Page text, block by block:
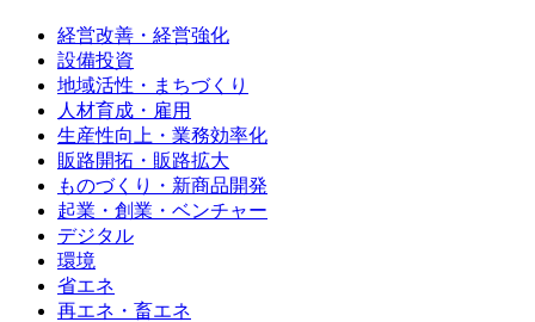
経営改善・経営強化
設備投資
地域活性・まちづくり
人材育成・雇用
生産性向上・業務効率化
販路開拓・販路拡大
ものづくり・新商品開発
起業・創業・ベンチャー
デジタル
環境
省エネ
再エネ・畜エネ